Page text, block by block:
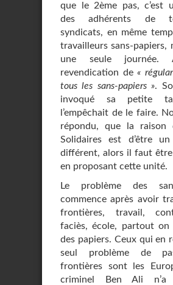
que le 2ème pas, c’est
des adhérents de
syndicats, en même
travailleurs sans-papiers,
une seule journée.
revendication de «
tous les sans-papiers ».
invoqué sa petite
l’empêchait de le faire.
répondu, que la raison
Solidaires est d’être
différent, alors il faut
en proposant cette unité.
Le problème des
commence après avoir
frontières, travail,
faciès, école, partout on
des papiers. Ceux qui en
seul problème de
frontières sont les
criminel Ben Ali